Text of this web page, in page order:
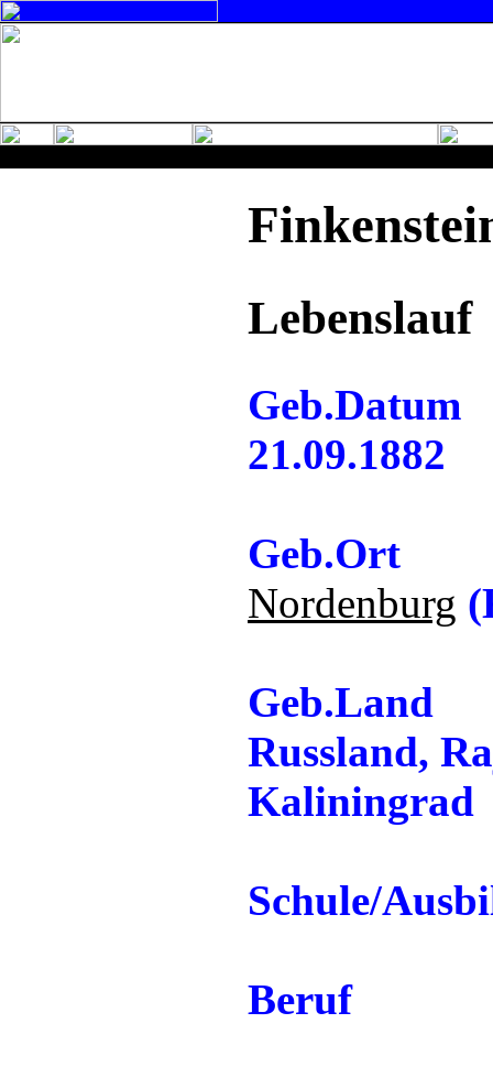
Lebenslauf
Geb.Datum
21.09.1882
Geb.Ort
Nordenburg
Geb.Land
Russland,
Kaliningrad
Schule/
Beruf